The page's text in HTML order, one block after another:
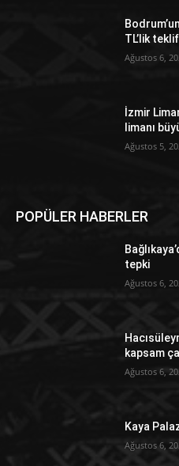
TL’lik teklif
Ağustos 6,
İzmir
limanı
Ağustos 5,
POPÜLER HABERLER
tepki
Ağustos 6,
kapsam
Ağustos 6,
Kaya
Ağustos 6,